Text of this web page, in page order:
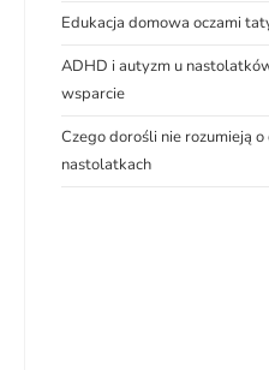
Edukacja domowa oczami
ADHD i autyzm u
wsparcie
Czego dorośli nie rozumieją o
nastolatkach